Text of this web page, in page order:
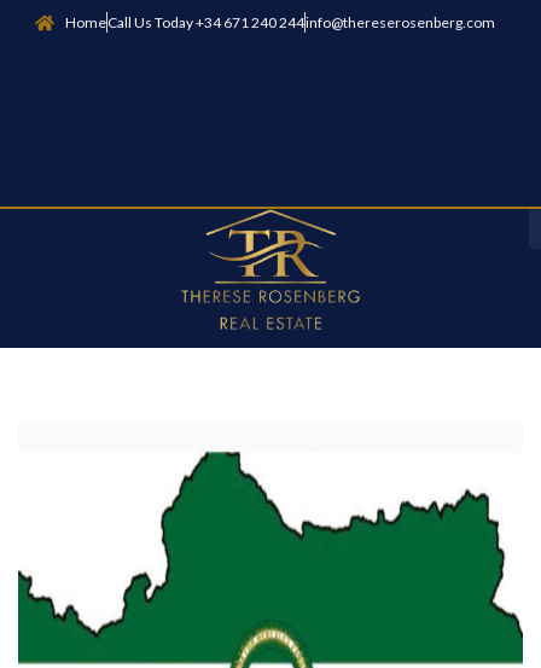
HomeCall Us Today +34 671 240 244info@thereserosenberg.com